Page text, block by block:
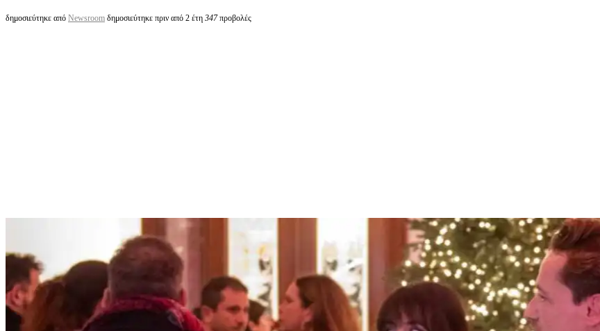
δημοσιεύτηκε από Newsroom δημοσιεύτηκε πριν από 2 έτη 347προβολές